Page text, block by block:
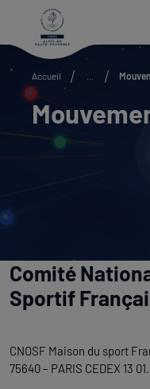
Accueil
Comité
Sportif
CNOSF Maison du sport
75640 – PARIS CEDEX 13
Paramétrer les cookies